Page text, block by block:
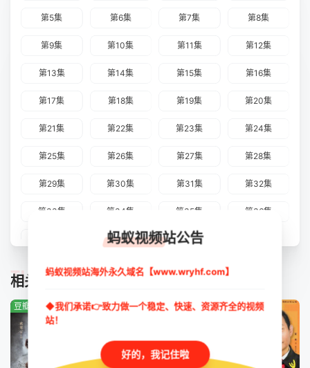
第5集 第6集 第7集 第8集
第9集 第10集 第11集 第12集
第13集 第14集 第15集 第16集
第17集 第18集 第19集 第20集
第21集 第22集 第23集 第24集
第25集 第26集 第27集 第28集
第29集 第30集 第31集 第32集
第33集 第34集 第35集 第36集
第38集
相关推荐
TUIJIAN
豆瓣:0.0分 豆瓣:3.9分 豆瓣:8.0分
蚂蚁视频站公告
蚂蚁视频站海外永久域名【www.wryhf.com】
◆我们承诺👉致力做一个稳定、快速、资源齐全的视频
站！
好的，我记住啦